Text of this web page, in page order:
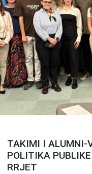
TAKIMI I ALUMNI-
POLITIKA
RRJET